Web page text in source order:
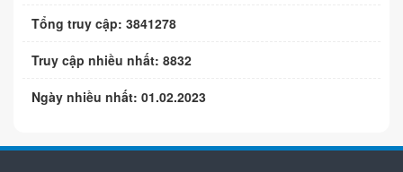
Tổng truy cập: 3841278
Truy cập nhiều nhất: 8832
Ngày nhiều nhất: 01.02.2023